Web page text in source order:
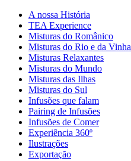
A nossa História
TEA Experience
Misturas do Românico
Misturas do Rio e da Vinha
Misturas Relaxantes
Misturas do Mundo
Misturas das Ilhas
Misturas do Sul
Infusões que falam
Pairing de Infusões
Infusões de Comer
Experiência 360º
Ilustrações
Exportação